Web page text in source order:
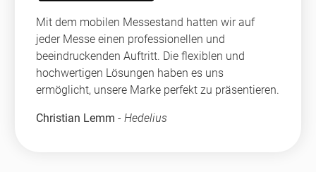
Mit dem mobilen Messestand hatten wir auf
jeder Messe einen professionellen und
beeindruckenden Auftritt. Die flexiblen und
hochwertigen Lösungen haben es uns
ermöglicht, unsere Marke perfekt zu präsentieren.
Christian Lemm - Hedelius